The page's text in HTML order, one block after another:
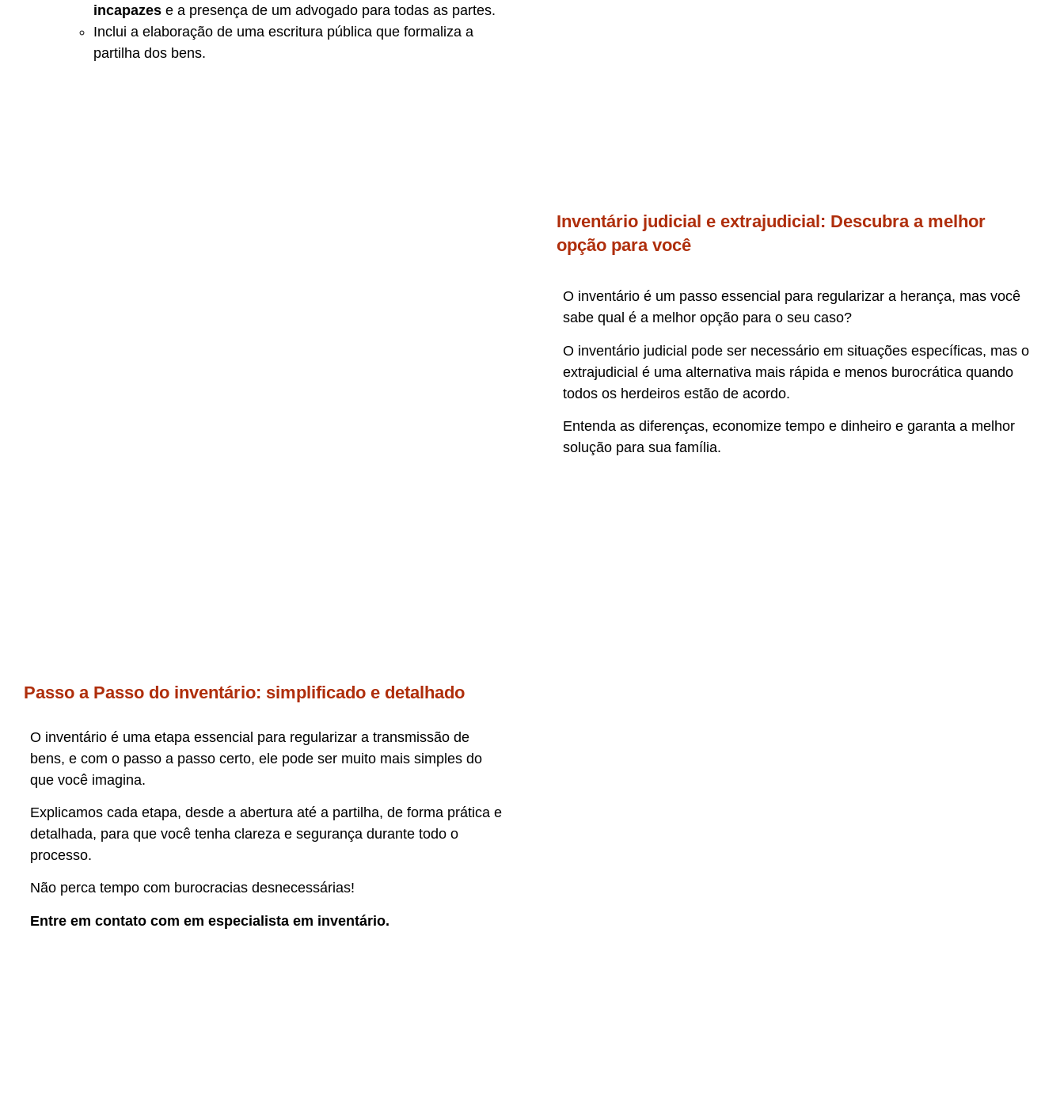
incapazes e a presença de um advogado para todas as partes.
Inclui a elaboração de uma escritura pública que formaliza a
partilha dos bens.
Inventário judicial e extrajudicial: Descubra a melhor
opção para você
O inventário é um passo essencial para regularizar a herança, mas você
sabe qual é a melhor opção para o seu caso?
O inventário judicial pode ser necessário em situações específicas, mas o
extrajudicial é uma alternativa mais rápida e menos burocrática quando
todos os herdeiros estão de acordo.
Entenda as diferenças, economize tempo e dinheiro e garanta a melhor
solução para sua família.
Passo a Passo do inventário: simplificado e detalhado
O inventário é uma etapa essencial para regularizar a transmissão de
bens, e com o passo a passo certo, ele pode ser muito mais simples do
que você imagina.
Explicamos cada etapa, desde a abertura até a partilha, de forma prática e
detalhada, para que você tenha clareza e segurança durante todo o
processo.
Não perca tempo com burocracias desnecessárias!
Entre em contato com em especialista em inventário.